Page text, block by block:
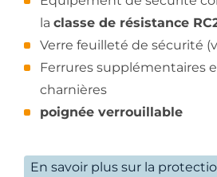
la classe de résistance
Verre feuilleté de sécurité
Ferrures supplémentaires
charnières
poignée verrouillable
En savoir plus sur la